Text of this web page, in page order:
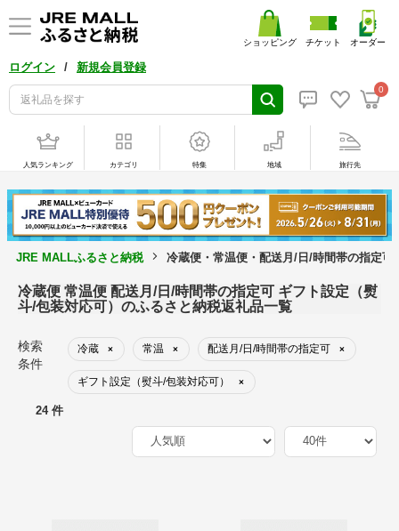
ログイン / 新規会員登録
0
ショッピング チケット オーダー
人気ランキング カテゴリ 特集 地域 旅行先
JRE MALLふるさと納税 冷蔵便・常温便・配送月/日/時間帯の指定
冷蔵便 常温便 配送月/日/時間帯の指定可 ギフト設定（熨
斗/包装対応可）のふるさと納税返礼品一覧
検索
条件
冷蔵 × 常温 × 配送月/日/時間帯の指定可 ×
ギフト設定（熨斗/包装対応可） ×
24 件